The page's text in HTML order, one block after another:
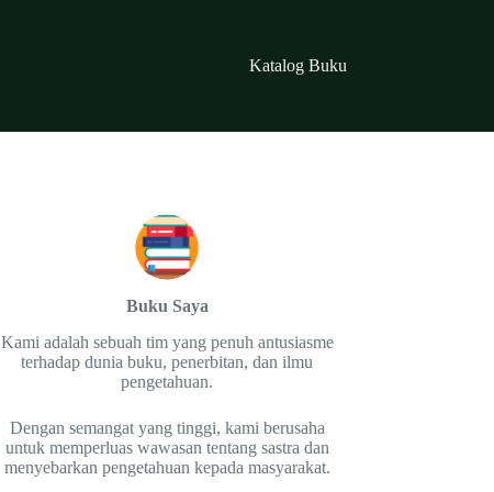
Katalog Buku
Buku Saya
Kami adalah sebuah tim yang penuh antusiasme
terhadap dunia buku, penerbitan, dan ilmu
pengetahuan.
Dengan semangat yang tinggi, kami berusaha
untuk memperluas wawasan tentang sastra dan
menyebarkan pengetahuan kepada masyarakat.